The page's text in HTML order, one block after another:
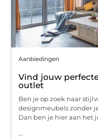
Aanbiedingen
Vind jouw
outlet
Ben je op zoek naar
designmeubels zonder
Dan ben je hier aan het
...